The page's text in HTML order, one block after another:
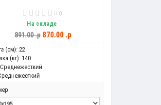
0
На складе
891.00 .p 870.00 .p
(см): 22
(кг): 140
Среднежесткий